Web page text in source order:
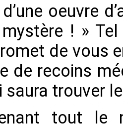
oeuvre
! »
de vous
de recoins
saura trouver
tout le